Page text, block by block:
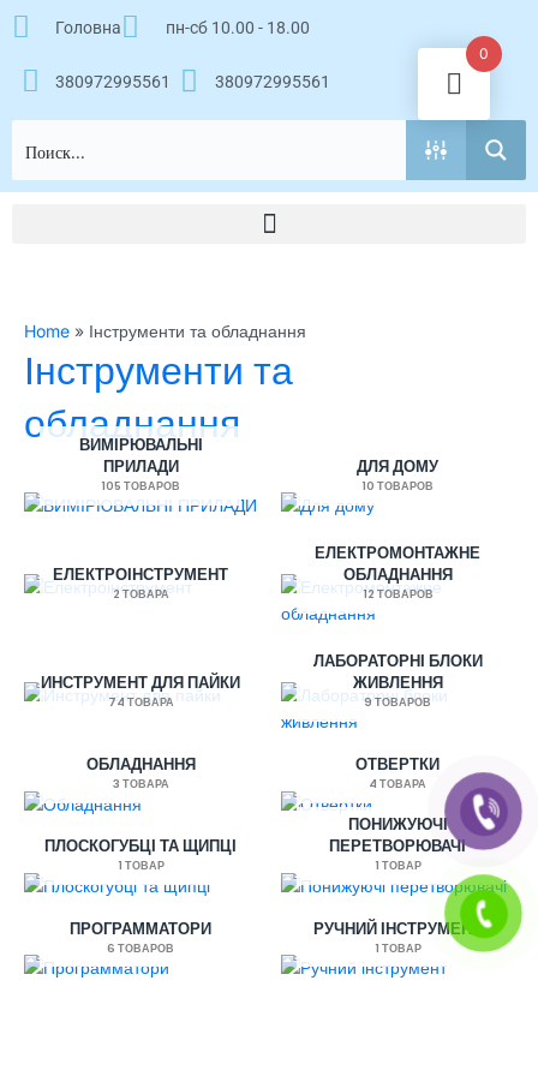
Перейти
Головна пн-сб 10.00 - 18.00
380972995561 380972995561
Home » Інструменти та обладнання
Інструменти та
обладнання
ВИМІРЮВАЛЬНІ
ПРИЛАДИ
105 ТОВАРОВ
ДЛЯ ДОМУ
10 ТОВАРОВ
ЕЛЕКТРОІНСТРУМЕНТ
2 ТОВАРА
ЕЛЕКТРОМОНТАЖНЕ
ОБЛАДНАННЯ
12 ТОВАРОВ
ИНСТРУМЕНТ ДЛЯ ПАЙКИ
74 ТОВАРА
ЛАБОРАТОРНІ БЛОКИ
ЖИВЛЕННЯ
9 ТОВАРОВ
ОБЛАДНАННЯ
3 ТОВАРА
ОТВЕРТКИ
4 ТОВАРА
ПЛОСКОГУБЦІ ТА ЩИПЦІ
1 ТОВАР
ПОНИЖУЮЧІ
ПЕРЕТВОРЮВАЧІ
1 ТОВАР
ПРОГРАММАТОРИ
6 ТОВАРОВ
РУЧНИЙ ІНСТРУМЕНТ
1 ТОВАР
0